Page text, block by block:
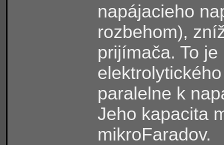
napájacieho
rozbehom),
prijímača. To
paralelne k
Jeho kapacita
mikroFaradov.